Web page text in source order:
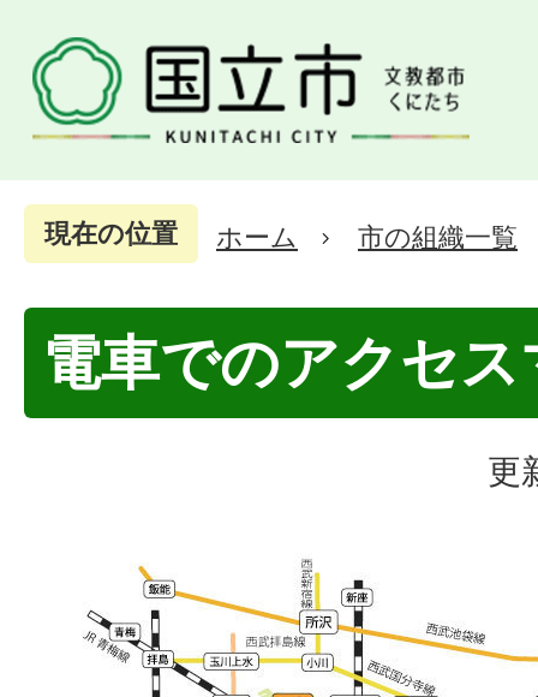
現在の位置 ホーム 市の組織一覧
電車でのアクセ
更